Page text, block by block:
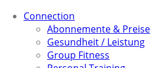
Connection
Abonnemente & Preise
Gesundheit / Leistung
Group Fitness